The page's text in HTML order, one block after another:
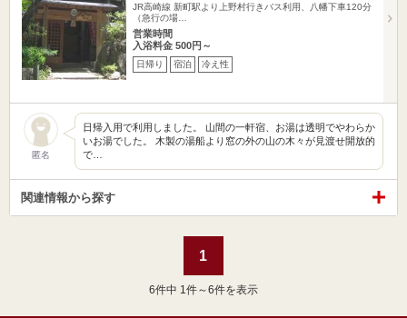
JR高崎線 新町駅より上野村行きバス利用、八幡下車120分
（急行の場…
営業時間
入浴料金 500円～
日帰り 宿泊 冷え性
匿名
日帰入用で利用しました。 山間の一軒宿、お湯は透明でやわらか
いお湯でした。 木製の湯船より窓の外の山の木々が見渡せ開放的
で…
関連情報から探す
1
6件中 1件～6件を表示